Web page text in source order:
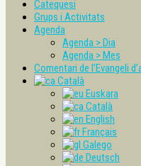
Catequesi
Grups i Activitats
Agenda
Agenda > Dia
Agenda > Mes
Comentari de l’Evangeli
Català
Euskara
Català
English
Français
Galego
Deutsch